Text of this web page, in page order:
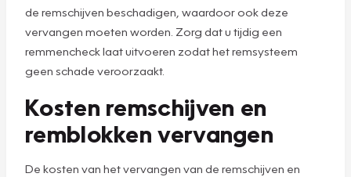
de remschijven beschadigen, waardoor ook deze
vervangen moeten worden. Zorg dat u tijdig een
remmencheck laat uitvoeren zodat het remsysteem
geen schade veroorzaakt.
Kosten remschijven en
remblokken vervangen
De kosten van het vervangen van de remschijven en